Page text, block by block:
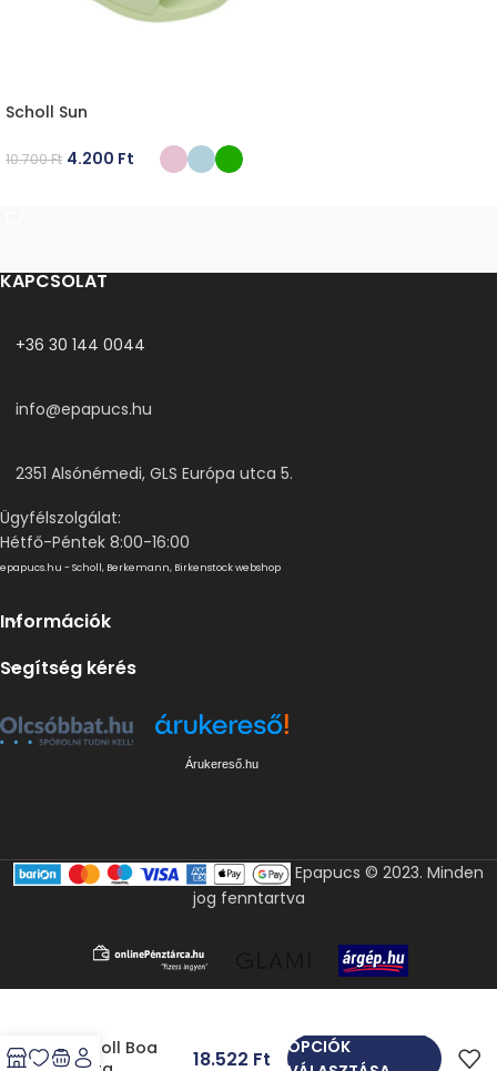
Scholl Sun
10.700Ft 4.200 Ft
KAPCSOLAT
+36 30 144 0044
info@epapucs.hu
2351 Alsónémedi, GLS Európa utca 5.
Ügyfélszolgálat:
Hétfő-Péntek 8:00-16:00
epapucs.hu - Scholl, Berkemann, Birkenstock webshop
Információk
Segítség kérés
Árukereső.hu
Epapucs © 2023. Minden
jog fenntartva
Scholl Boa
18.522 Ft
OPCIÓK